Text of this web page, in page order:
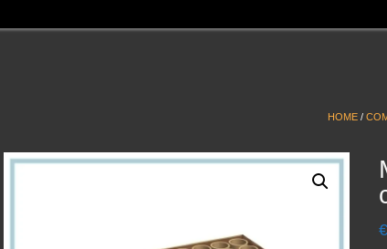
HOME /
€